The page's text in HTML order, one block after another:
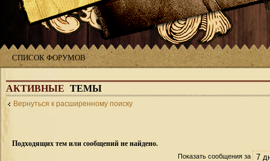
СПИСОК ФОРУМОВ
АКТИВНЫЕ ТЕМЫ
Вернуться к расширенному поиску
Подходящих тем или сообщений не найдено.
Показать сообщения за